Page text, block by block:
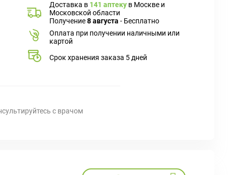
Доставка в 141 аптеку в Москве и
Московской области
Получение8 августа - Бесплатно
Оплата при получении наличными или
картой
Срок хранения заказа 5 дней
с врачом